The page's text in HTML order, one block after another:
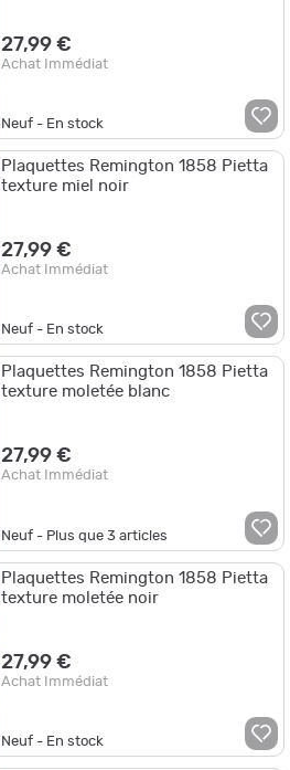
27,99 €
Achat Immédiat
Neuf - En stock
Plaquettes Remington 1858 Pietta
texture miel noir
27,99 €
Achat Immédiat
Neuf - En stock
Plaquettes Remington 1858 Pietta
texture moletée blanc
27,99 €
Achat Immédiat
Neuf - Plus que3 articles
Plaquettes Remington 1858 Pietta
texture moletée noir
27,99 €
Achat Immédiat
Neuf - En stock